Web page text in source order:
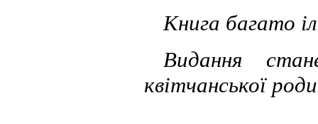
Книга багато
Видання
квітчанської